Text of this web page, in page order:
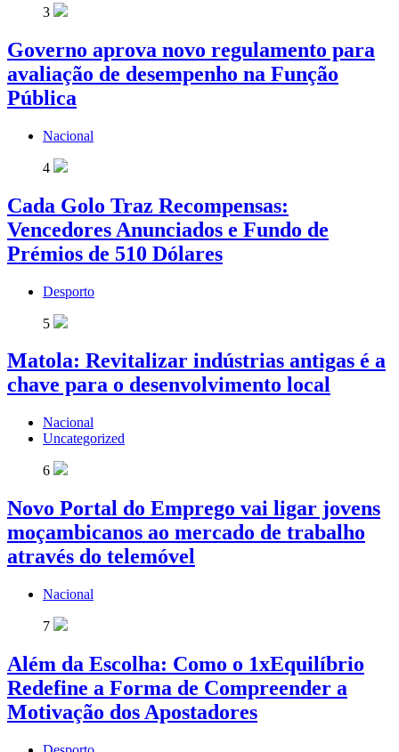
3
Governo aprova novo regulamento para
avaliação de desempenho na Função
Pública
Nacional
4
Cada Golo Traz Recompensas:
Vencedores Anunciados e Fundo de
Prémios de 510 Dólares
Desporto
5
Matola: Revitalizar indústrias antigas é a
chave para o desenvolvimento local
Nacional
Uncategorized
6
Novo Portal do Emprego vai ligar jovens
moçambicanos ao mercado de trabalho
através do telemóvel
Nacional
7
Além da Escolha: Como o 1xEquilíbrio
Redefine a Forma de Compreender a
Motivação dos Apostadores